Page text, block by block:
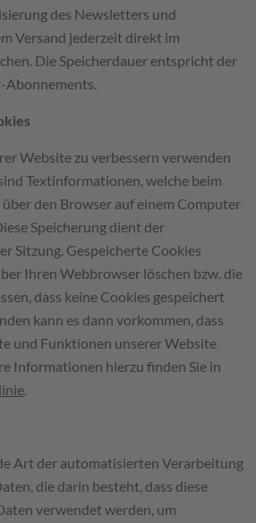
des Newsletters und
Versand jederzeit direkt im
Die Speicherdauer entspricht der
Abonnements.
Website zu verbessern verwenden
Textinformationen, welche beim
den Browser auf einem Computer
Speicherung dient der
Sitzung. Gespeicherte Cookies
Ihren Webbrowser löschen bzw. die
dass keine Cookies gespeichert
kann es dann vorkommen, dass
und Funktionen unserer Website
Informationen hierzu finden Sie in
.
Art der automatisierten Verarbeitung
die darin besteht, dass diese
verwendet werden, um